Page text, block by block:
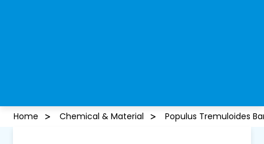
Home Chemical & Material Populus Tremuloides